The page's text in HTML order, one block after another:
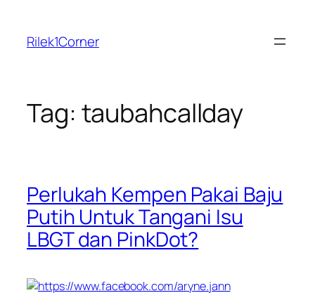
content
Rilek1Corner
Tag: taubahcallday
Perlukah Kempen Pakai Baju
Putih Untuk Tangani Isu
LBGT dan PinkDot?